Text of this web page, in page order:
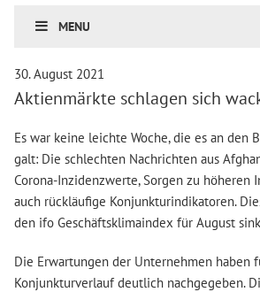
MENU
30. August 2021
Aktienmärkte schlagen sich
Es war keine leichte Woche, die es an den
galt: Die schlechten Nachrichten aus
Corona-Inzidenzwerte, Sorgen zu höheren
auch rückläufige Konjunkturindikatoren.
den ifo Geschäftsklimaindex für August
Die Erwartungen der Unternehmen haben
Konjunkturverlauf deutlich nachgegeben.